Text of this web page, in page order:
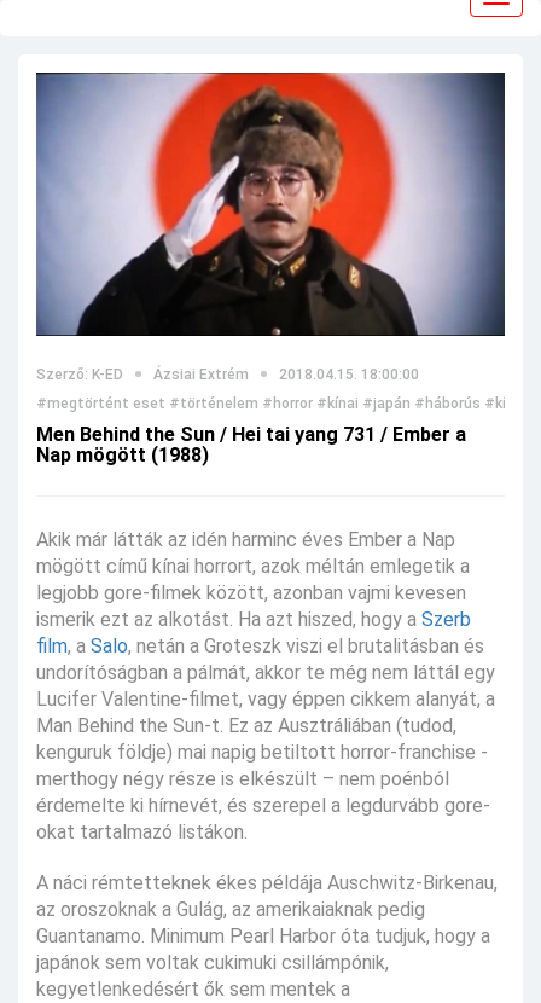
Szerző: K-ED Ázsiai Extrém
2018.04.15. 18:00:00
#megtörtént eset #történelem #horror #kínai #japán #háborús #kínzás
Men Behind the Sun / Hei tai yang 731 / Ember a
Nap mögött (1988)
Akik már látták az idén harminc éves Ember a Nap
mögött című kínai horrort, azok méltán emlegetik a
legjobb gore-filmek között, azonban vajmi kevesen
ismerik ezt az alkotást. Ha azt hiszed, hogy a Szerb
film, a Salo, netán a Groteszk viszi el brutalitásban és
undorítóságban a pálmát, akkor te még nem láttál egy
Lucifer Valentine-filmet, vagy éppen cikkem alanyát, a
Man Behind the Sun-t. Ez az Ausztráliában (tudod,
kenguruk földje) mai napig betiltott horror-franchise -
merthogy négy része is elkészült – nem poénból
érdemelte ki hírnevét, és szerepel a legdurvább gore-
okat tartalmazó listákon.
A náci rémtetteknek ékes példája Auschwitz-Birkenau,
az oroszoknak a Gulág, az amerikaiaknak pedig
Guantanamo. Minimum Pearl Harbor óta tudjuk, hogy a
japánok sem voltak cukimuki csillámpónik,
kegyetlenkedésért ők sem mentek a